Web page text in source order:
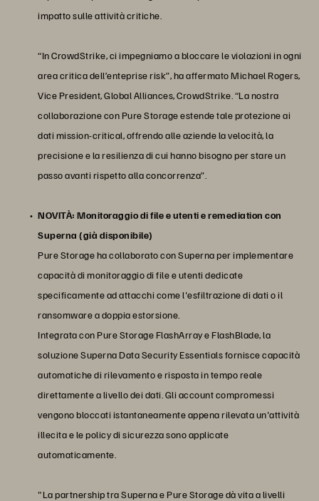
impatto sulle attività critiche.
“In CrowdStrike, ci impegniamo a bloccare le violazioni in ogni
area critica dell’enteprise risk”, ha affermato Michael Rogers,
Vice President, Global Alliances, CrowdStrike. “La nostra
collaborazione con Pure Storage estende tale protezione ai
dati mission-critical, offrendo alle aziende la velocità, la
precisione e la resilienza di cui hanno bisogno per stare un
passo avanti rispetto alla concorrenza”.
NOVITÀ: Monitoraggio di file e utenti e remediation con
Superna (già disponibile)
Pure Storage ha collaborato con Superna per implementare
capacità di monitoraggio di file e utenti dedicate
specificamente ad attacchi come l'esfiltrazione di dati o il
ransomware a doppia estorsione.
Integrata con Pure Storage FlashArray e FlashBlade, la
soluzione Superna Data Security Essentials fornisce capacità
automatiche di rilevamento e risposta in tempo reale
direttamente a livello dei dati. Gli account compromessi
vengono bloccati istantaneamente appena rilevata un'attività
illecita e le policy di sicurezza sono applicate
automaticamente.
"La partnership tra Superna e Pure Storage dà vita a livelli